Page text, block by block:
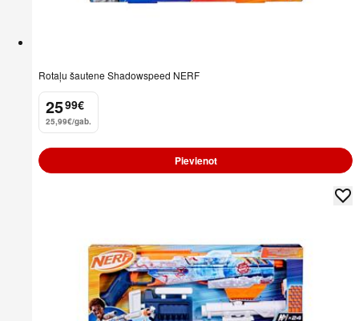
Rotaļu šautene Shadowspeed NERF
25
. 99€
25,99€/gab.
Pievienot